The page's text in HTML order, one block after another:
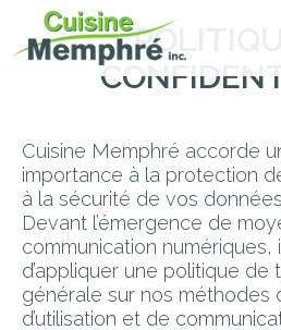
portfolio
nos services
entreprise
Cuisine
770, rue Sherbrooke
Cuisine Memphré accorde
importance à la protection
à la sécurité de vos
Devant l’émergence de
communication numériques,
d’appliquer une politique de
générale sur nos méthodes
d’utilisation et de